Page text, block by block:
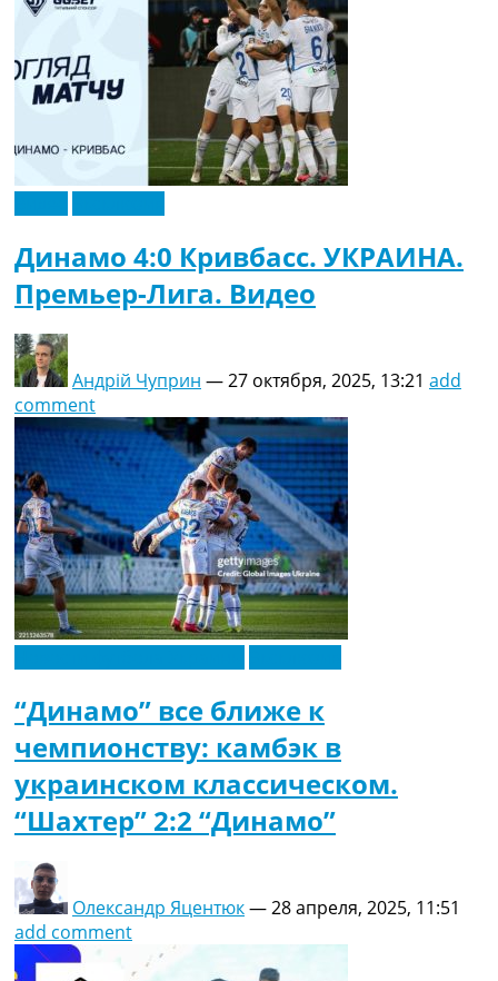
Динамо 4:0 Кривбасс. УКРАИНА.
Премьер-Лига. Видео
Андрій Чуприн —27 октября, 2025, 13:21 add
comment
“Динамо” все ближе к
чемпионству: камбэк в
украинском классическом.
“Шахтер” 2:2 “Динамо”
Олександр Яцентюк—28 апреля, 2025, 11:51
add comment